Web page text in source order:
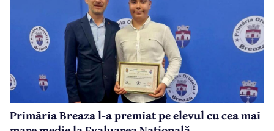
Primăria Breaza l-a premiat pe elevul cu cea mai